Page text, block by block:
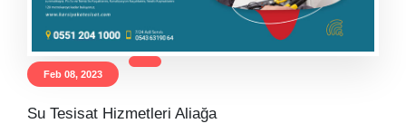
Feb 08, 2023
Su Tesisat Hizmetleri Aliağa